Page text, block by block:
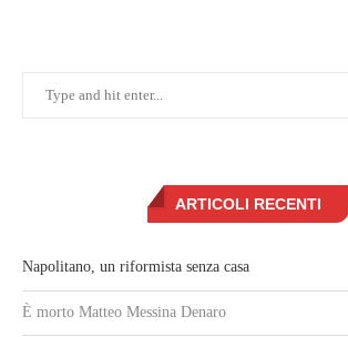
ARTICOLI RECENTI
Napolitano, un riformista senza casa
È morto Matteo Messina Denaro